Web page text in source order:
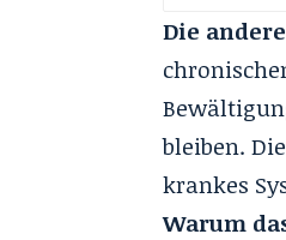
Die
bleiben.
krankes
Warum